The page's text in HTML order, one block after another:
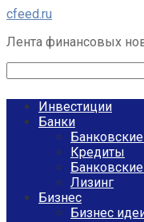
Перейти
контенту
cfeed.ru
Лента финансовых
Инвестиции
Банки
Кредиты
Лизинг
Бизнес
Бизнес